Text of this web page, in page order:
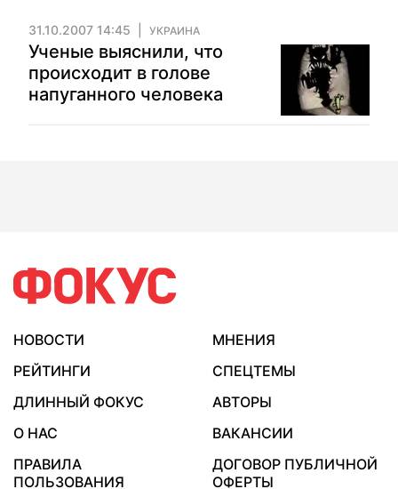
31.10.2007 14:45 УКРАИНА
Ученые выяснили, что
происходит в голове
напуганного человека
НОВОСТИ
МНЕНИЯ
РЕЙТИНГИ
СПЕЦТЕМЫ
ДЛИННЫЙ ФОКУС
АВТОРЫ
О НАС
ВАКАНСИИ
ПРАВИЛА
ПОЛЬЗОВАНИЯ
ДОГОВОР ПУБЛИЧНОЙ
ОФЕРТЫ